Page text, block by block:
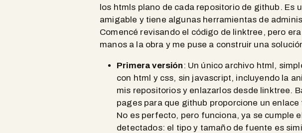
los htmls plano de cada repositorio de github. Es
amigable y tiene algunas herramientas de
Comencé revisando el código de linktree, pero
manos a la obra y me puse a construir una
Primera versión : Un único archivo html,
con html y css, sin javascript, incluyendo la
mis repositorios y enlazarlos desde linktree.
pages para que github proporcione un
No es perfecto, pero funciona, ya se cumple
detectados: el tipo y tamaño de fuente es